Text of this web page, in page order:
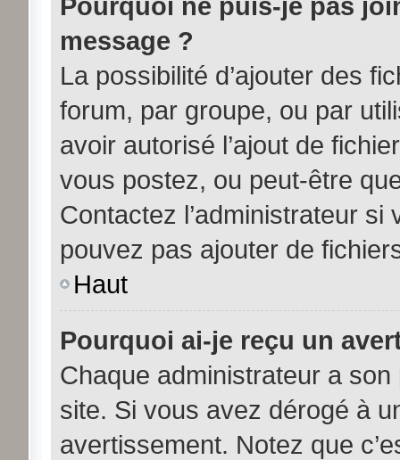
message ?
La possibilité d’ajouter des
forum, par groupe, ou par
avoir autorisé l’ajout de
vous postez, ou peut-être
Contactez l’administrateur
pouvez pas ajouter de
Haut
Pourquoi ai-je reçu un
Chaque administrateur a
site. Si vous avez dérogé à
avertissement. Notez que